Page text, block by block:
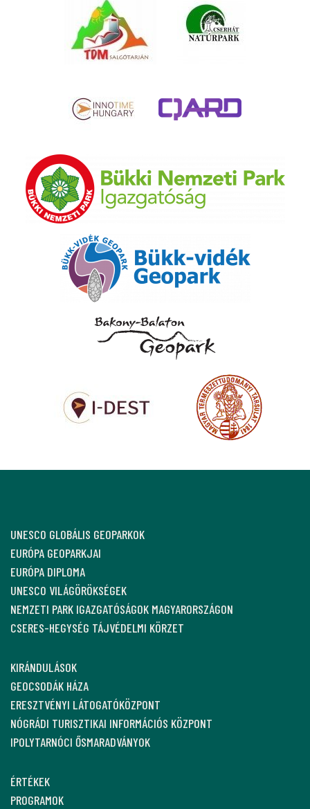
UNESCO GLOBÁLIS GEOPARKOK
EURÓPA GEOPARKJAI
EURÓPA DIPLOMA
UNESCO VILÁGÖRÖKSÉGEK
NEMZETI PARK IGAZGATÓSÁGOK MAGYARORSZÁGON
CSERES-HEGYSÉG TÁJVÉDELMI KÖRZET
KIRÁNDULÁSOK
GEOCSODÁK HÁZA
ERESZTVÉNYI LÁTOGATÓKÖZPONT
NÓGRÁDI TURISZTIKAI INFORMÁCIÓS KÖZPONT
IPOLYTARNÓCI ŐSMARADVÁNYOK
ÉRTÉKEK
PROGRAMOK